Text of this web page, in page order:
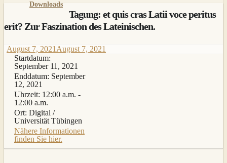
Downloads
Tagung: et quis cras Latii voce peritus
erit? Zur Faszination des Lateinischen.
August 7, 2021 August 7, 2021
Startdatum:
September 11, 2021
Enddatum: September
12, 2021
Uhrzeit: 12:00 a.m. -
12:00 a.m.
Ort: Digital /
Universität Tübingen
Nähere Informationen
finden Sie hier.